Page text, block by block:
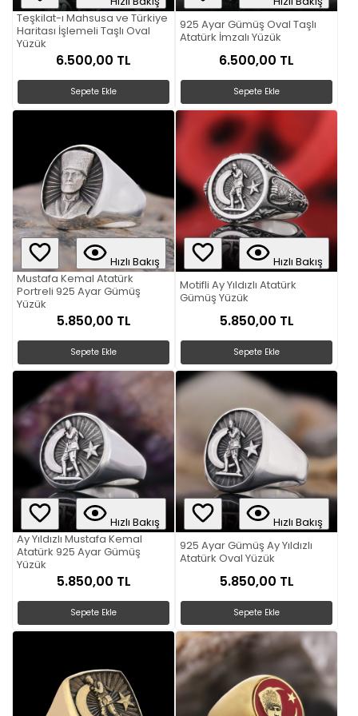
Teşkilat-ı Mahsusa ve Türkiye
Haritası İşlemeli Taşlı Oval
Yüzük
6.500,00 TL
Sepete Ekle
925 Ayar Gümüş Oval Taşlı
Atatürk İmzalı Yüzük
6.500,00 TL
Sepete Ekle
Hızlı Bakış
Mustafa Kemal Atatürk
Portreli 925 Ayar Gümüş
Yüzük
5.850,00 TL
Sepete Ekle
Hızlı Bakış
Motifli Ay Yıldızlı Atatürk
Gümüş Yüzük
5.850,00 TL
Sepete Ekle
Hızlı Bakış
Ay Yıldızlı Mustafa Kemal
Atatürk 925 Ayar Gümüş
Yüzük
5.850,00 TL
Sepete Ekle
Hızlı Bakış
925 Ayar Gümüş Ay Yıldızlı
Atatürk Oval Yüzük
5.850,00 TL
Sepete Ekle